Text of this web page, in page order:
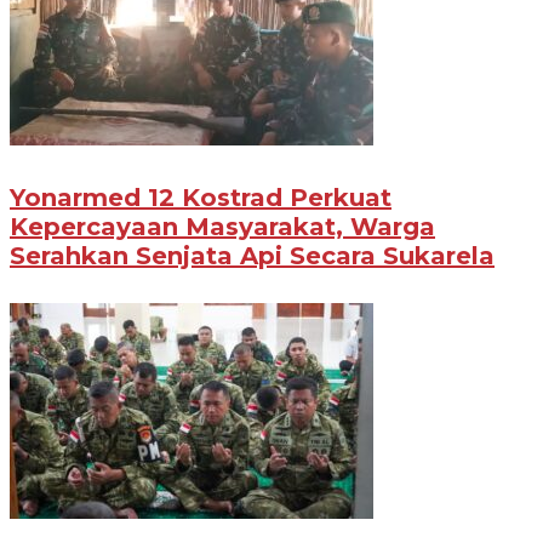
Yonarmed 12 Kostrad Perkuat
Kepercayaan Masyarakat, Warga
Serahkan Senjata Api Secara Sukarela